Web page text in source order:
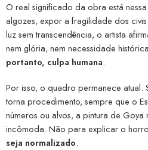
O real significado da obra está
algozes, expor a fragilidade dos
luz sem transcendência, o artista
nem glória, nem necessidade
portanto, culpa humana.
Por isso, o quadro permanece atual.
torna procedimento, sempre que o
números ou alvos, a pintura de
incômoda. Não para explicar o
seja normalizado.